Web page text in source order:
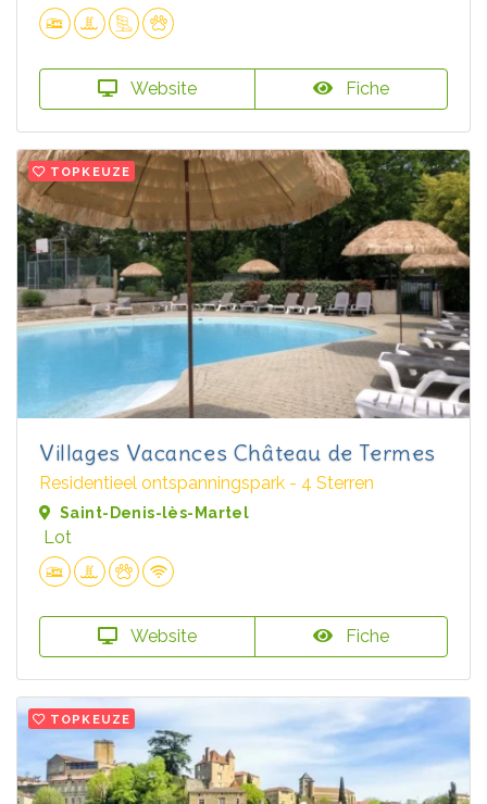
Website Fiche
TOPKEUZE
Villages Vacances Château de Termes
Residentieel ontspanningspark - 4 Sterren
Saint-Denis-lès-Martel
Lot
Website Fiche
TOPKEUZE